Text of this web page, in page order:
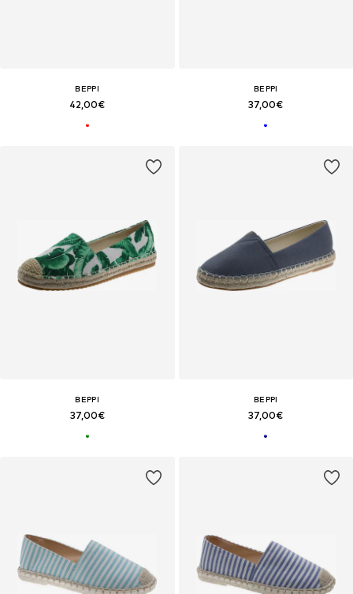
BEPPI
42,00€
BEPPI
37,00€
BEPPI
37,00€
BEPPI
37,00€